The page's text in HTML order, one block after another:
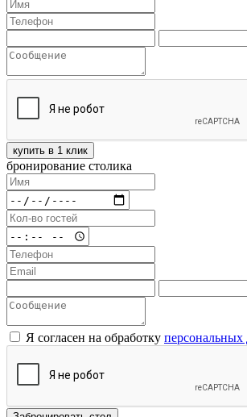
купить в 1 клик
бронирование столика
Я согласен на обработку